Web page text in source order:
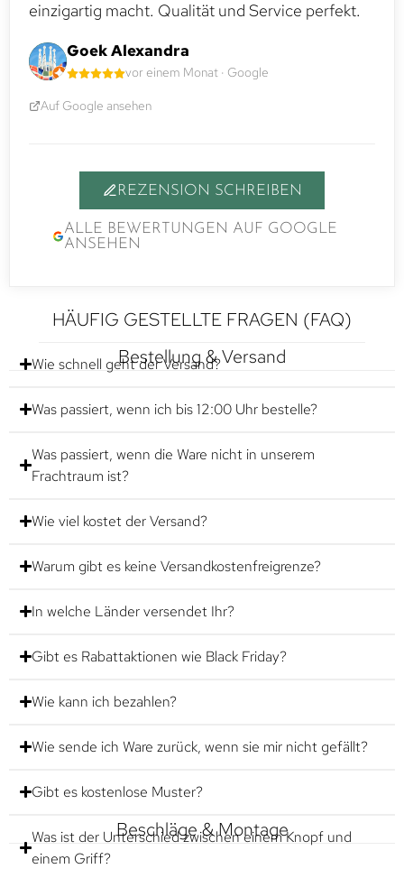
einzigartig macht. Qualität und Service perfekt.
Goek Alexandra
vor einem Monat · Google
Auf Google ansehen
REZENSION SCHREIBEN
ALLE BEWERTUNGEN AUF GOOGLE
ANSEHEN
HÄUFIG GESTELLTE FRAGEN (FAQ)
Bestellung & Versand
Wie schnell geht der Versand?
Was passiert, wenn ich bis 12:00 Uhr bestelle?
Was passiert, wenn die Ware nicht in unserem
Frachtraum ist?
Wie viel kostet der Versand?
Warum gibt es keine Versandkostenfreigrenze?
In welche Länder versendet Ihr?
Gibt es Rabattaktionen wie Black Friday?
Wie kann ich bezahlen?
Wie sende ich Ware zurück, wenn sie mir nicht gefällt?
Gibt es kostenlose Muster?
Beschläge & Montage
Was ist der Unterschied zwischen einem Knopf und
einem Griff?